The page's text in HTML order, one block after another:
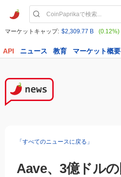
マーケットキャップ: $2,309.77 B (0.12%)
API ニュース 教育 マーケット概要
「すべてのニュースに戻る」
Aave、3億ドル